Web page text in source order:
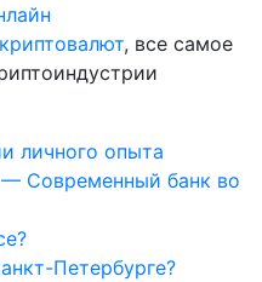
, все самое
Современный банк во
Петербурге?